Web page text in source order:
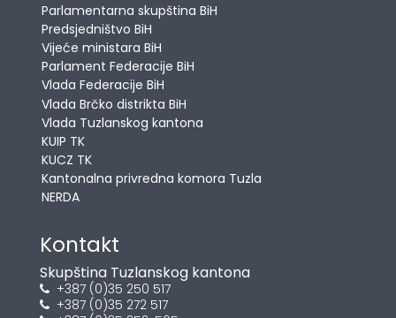
Parlamentarna skupština BiH
Predsjedništvo BiH
Vijeće ministara BiH
Parlament Federacije BiH
Vlada Federacije BiH
Vlada Brčko distrikta BiH
Vlada Tuzlanskog kantona
KUIP TK
KUCZ TK
Kantonalna privredna komora Tuzla
NERDA
Kontakt
Skupština Tuzlanskog kantona
+387 (0)35 250 517
+387 (0)35 272 517